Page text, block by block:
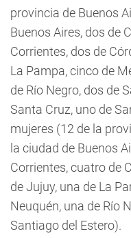
provincia de Buenos
Buenos Aires, dos de
Corrientes, dos de
La Pampa, cinco de
de Río Negro, dos de
Santa Cruz, uno de
mujeres (12 de la
la ciudad de Buenos
Corrientes, cuatro de
de Jujuy, una de La
Neuquén, una de Río
Santiago del Estero).